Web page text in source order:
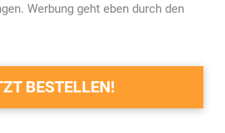
Werbung geht eben durch den
BESTELLEN!